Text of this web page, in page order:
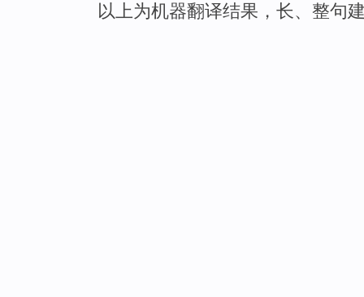
以上为机器翻译结果，长、整句